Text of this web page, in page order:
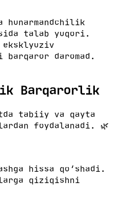
talab yuqori.
daromad.
Barqarorlik
tabiiy va qayta
foydalanadi. 🌿
hissa qo‘shadi.
qiziqishni